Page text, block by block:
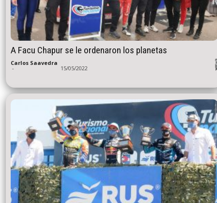
A Facu Chapur se le ordenaron los planetas
Carlos Saavedra
- 15/05/2022